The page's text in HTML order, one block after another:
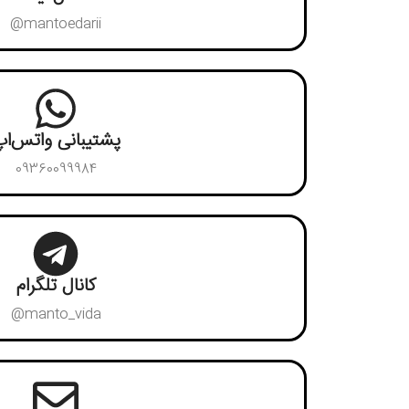
mantoedarii@
پشتیبانی
09360099984
کانال تلگرام
manto_vida@